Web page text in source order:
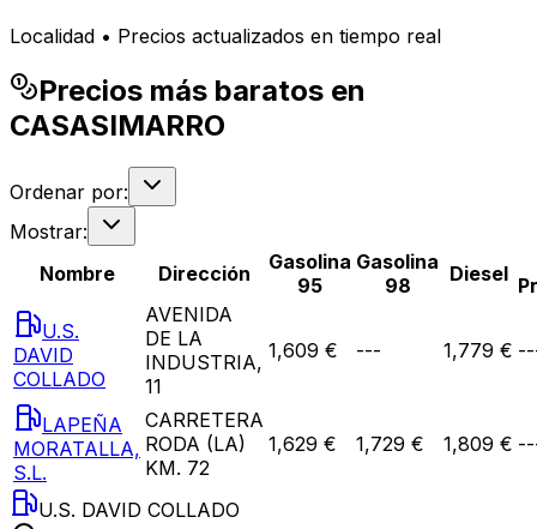
Localidad • Precios actualizados en tiempo real
Precios más baratos en
CASASIMARRO
Ordenar por:
Mostrar:
Nombre
Dirección
Gasolina
95
Gasolina
98
Diesel
U.S.
DAVID
COLLADO
AVENIDA
DE LA
INDUSTRIA,
11
1,609 € --- 1,779 €
LAPEÑA
MORATALLA,
S.L.
CARRETERA
RODA (LA)
KM. 72
1,629 € 1,729 € 1,809 €
U.S. DAVID COLLADO